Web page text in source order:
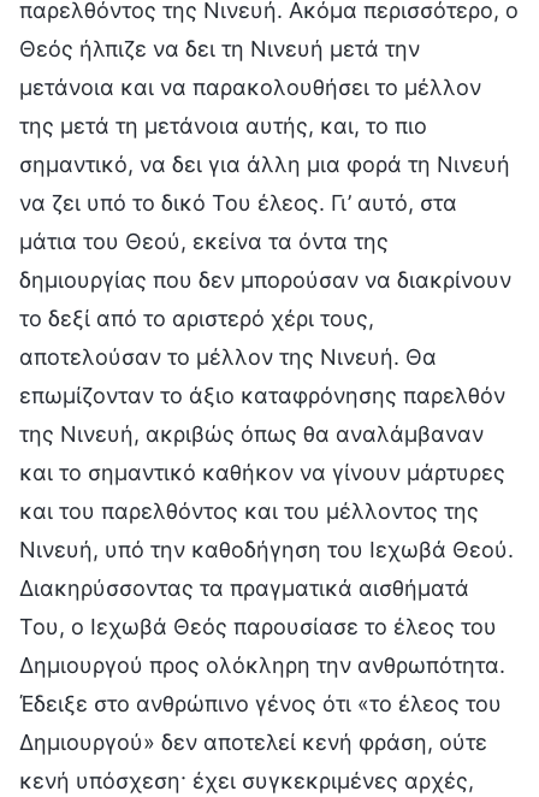
παρελθόντος της Νινευή. Ακόμα περισσότερο, ο
Θεός ήλπιζε να δει τη Νινευή μετά την
μετάνοια και να παρακολουθήσει το μέλλον
της μετά τη μετάνοια αυτής, και, το πιο
σημαντικό, να δει για άλλη μια φορά τη Νινευή
να ζει υπό το δικό Του έλεος. Γι’ αυτό, στα
μάτια του Θεού, εκείνα τα όντα της
δημιουργίας που δεν μπορούσαν να διακρίνουν
το δεξί από το αριστερό χέρι τους,
αποτελούσαν το μέλλον της Νινευή. Θα
επωμίζονταν το άξιο καταφρόνησης παρελθόν
της Νινευή, ακριβώς όπως θα αναλάμβαναν
και το σημαντικό καθήκον να γίνουν μάρτυρες
και του παρελθόντος και του μέλλοντος της
Νινευή, υπό την καθοδήγηση του Ιεχωβά Θεού.
Διακηρύσσοντας τα πραγματικά αισθήματά
Του, ο Ιεχωβά Θεός παρουσίασε το έλεος του
Δημιουργού προς ολόκληρη την ανθρωπότητα.
Έδειξε στο ανθρώπινο γένος ότι «το έλεος του
Δημιουργού» δεν αποτελεί κενή φράση, ούτε
κενή υπόσχεση· έχει συγκεκριμένες αρχές,